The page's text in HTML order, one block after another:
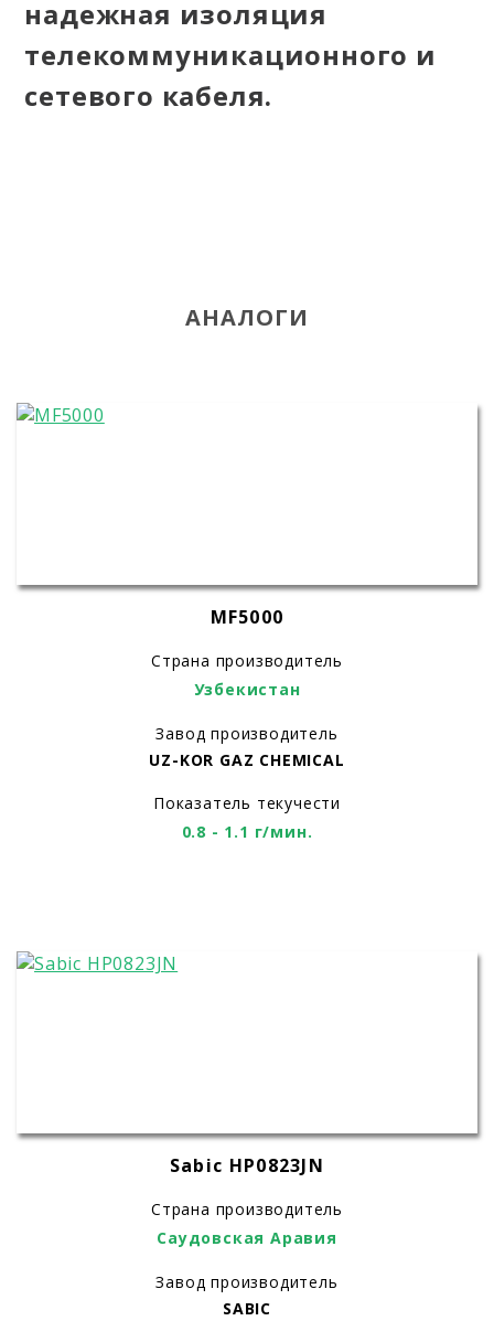
надежная изоляция
телекоммуникационного и
сетевого кабеля.
АНАЛОГИ
MF5000
Страна производитель
Узбекистан
Завод производитель
UZ-KOR GAZ CHEMICAL
Показатель текучести
0.8 - 1.1 г/мин.
Sabic HP0823JN
Страна производитель
Саудовская Аравия
Завод производитель
SABIC